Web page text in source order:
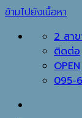
ข้ามไปยังเนื้อหา
2 สา
ติดต่อ
OPEN
095-